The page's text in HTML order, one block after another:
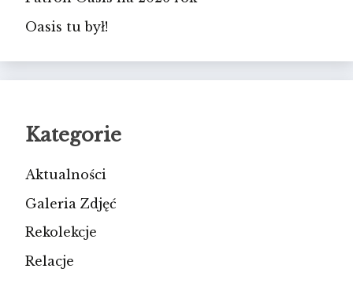
Oasis tu był!
Kategorie
Aktualności
Galeria Zdjęć
Rekolekcje
Relacje